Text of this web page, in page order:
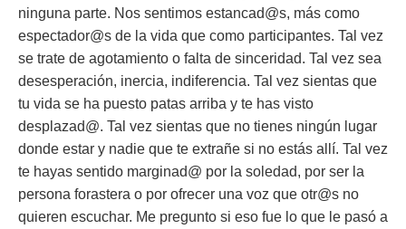
ninguna parte. Nos sentimos estancad@s, más como
espectador@s de la vida que como participantes. Tal vez
se trate de agotamiento o falta de sinceridad. Tal vez sea
desesperación, inercia, indiferencia. Tal vez sientas que
tu vida se ha puesto patas arriba y te has visto
desplazad@. Tal vez sientas que no tienes ningún lugar
donde estar y nadie que te extrañe si no estás allí. Tal vez
te hayas sentido marginad@ por la soledad, por ser la
persona forastera o por ofrecer una voz que otr@s no
quieren escuchar. Me pregunto si eso fue lo que le pasó a